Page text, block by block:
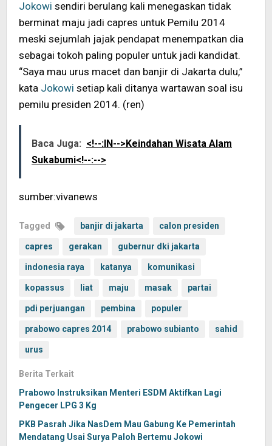
Jokowi sendiri berulang kali menegaskan tidak
berminat maju jadi capres untuk Pemilu 2014
meski sejumlah jajak pendapat menempatkan dia
sebagai tokoh paling populer untuk jadi kandidat.
“Saya mau urus macet dan banjir di Jakarta dulu,”
kata Jokowi setiap kali ditanya wartawan soal isu
pemilu presiden 2014. (ren)
Baca Juga: <!--:IN-->Keindahan Wisata Alam
Sukabumi<!--:-->
sumber:vivanews
Tagged banjir di jakarta calon presiden
capres gerakan gubernur dki jakarta
indonesia raya katanya komunikasi
kopassus liat maju masak partai
pdi perjuangan pembina populer
prabowo capres 2014 prabowo subianto sahid
urus
Berita Terkait
Prabowo Instruksikan Menteri ESDM Aktifkan Lagi
Pengecer LPG 3 Kg
PKB Pasrah Jika NasDem Mau Gabung Ke Pemerintah
Mendatang Usai Surya Paloh Bertemu Jokowi